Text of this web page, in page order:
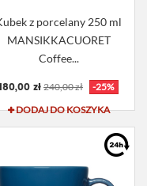
z porcelany 250 ml
MANSIKKACUORET
Coffee...
zł 240,00 zł
-25%
DODAJ DO KOSZYKA